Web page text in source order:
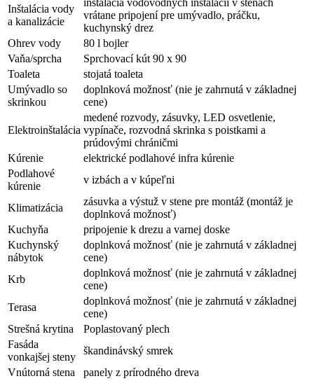
Inštalácia vody
a kanalizácie
inštalácia vodovodných inštalácií v stenách
vrátane pripojení pre umývadlo, práčku,
kuchynský drez
Ohrev vody
80 l bojler
Vaňa/sprcha
Sprchovací kút 90 x 90
Toaleta
stojatá toaleta
Umývadlo so
skrinkou
doplnková možnosť (nie je zahrnutá v základnej
cene)
Elektroinštalácia
medené rozvody, zásuvky, LED osvetlenie,
vypínače, rozvodná skrinka s poistkami a
prúdovými chráničmi
Kúrenie
elektrické podlahové infra kúrenie
Podlahové
kúrenie
v izbách a v kúpeľni
Klimatizácia
zásuvka a výstuž v stene pre montáž (montáž je
doplnková možnosť)
Kuchyňa
pripojenie k drezu a varnej doske
Kuchynský
nábytok
doplnková možnosť (nie je zahrnutá v základnej
cene)
Krb
doplnková možnosť (nie je zahrnutá v základnej
cene)
Terasa
doplnková možnosť (nie je zahrnutá v základnej
cene)
Strešná krytina
Poplastovaný plech
Fasáda
vonkajšej steny
škandinávský smrek
Vnútorná stena
panely z prírodného dreva